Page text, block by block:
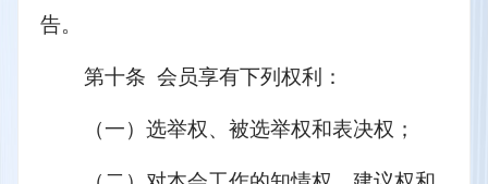
告。
第十条  会员享有下列权利：
（一）选举权、被选举权和表决权；